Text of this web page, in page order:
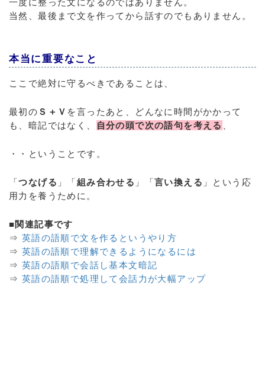
一度に整った文になるのではありません。
当然、最後まで文を作ってから話すのでもありません。
本当に重要なこと
ここで絶対に守るべきであることは、
最初の Ｓ＋Ｖ を言ったあと、どんなに時間がかかって
も、暗記ではなく、
自分の頭で次の語句を考える
・・ということです。
「つなげる 」「組み合わせる 」「言い換える 」という応
用力を養うために。
■関連記事です
⇒ 英語の語順で文を作るというやり方
⇒ 英語の語順で理解できるようになるには
⇒ 英語の語順で会話し基本文暗記
⇒ 英語の語順で処理して会話力が大幅アップ